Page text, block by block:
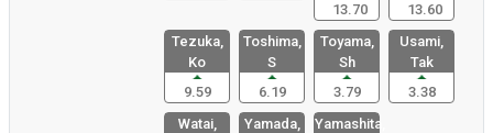
13.70
13.60
Tezuka,
Ko
9.59
Toshima,
S
6.19
Toyama,
Sh
3.79
Usami,
Tak
3.38
Watai,
Yamada,
Yamashita,